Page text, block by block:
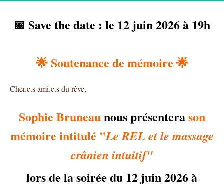
📅 Save the date : le 12 juin 2026 à 19h
🌟Soutenance de mémoire 🌟
Cher.e.s ami.e.s du rêve,
Sophie Bruneaunous présenterason
mémoire intitulé "Le REL et le massage
crânien intuitif"
lors de la soirée du 12 juin 2026 à